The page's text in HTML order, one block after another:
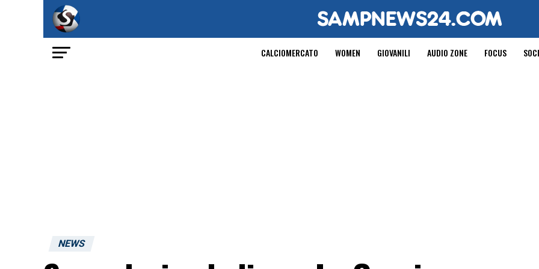
CALCIOMERCATO WOMEN GIOVANILI AUDIO ZONE FOCUS
NEWS